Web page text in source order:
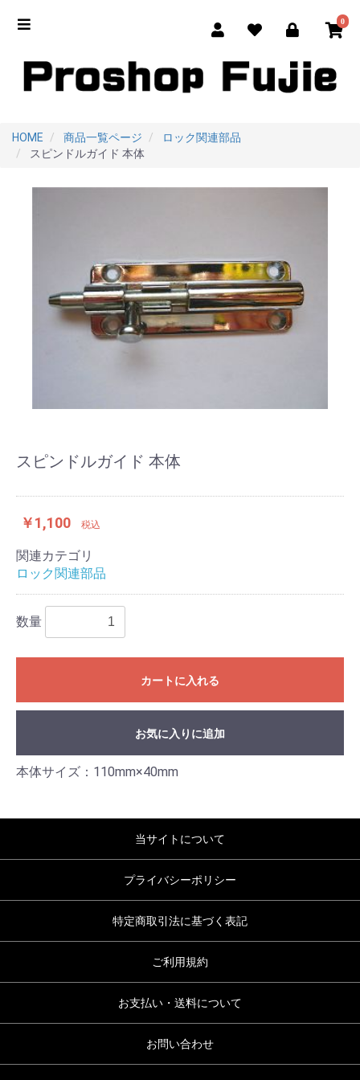
0
HOME 商品一覧ページ
ロック関連部品
スピンドルガイド 本体
スピンドルガイド 本体
￥1,100 税込
関連カテゴリ
ロック関連部品
数量
カートに入れる
お気に入りに追加
本体サイズ：110mm×40mm
当サイトについて
プライバシーポリシー
特定商取引法に基づく表記
ご利用規約
お支払い・送料について
お問い合わせ